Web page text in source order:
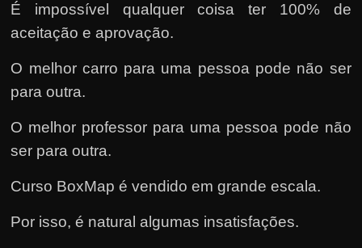
É impossível qualquer coisa ter 100% de
aceitação e aprovação.
O melhor carro para uma pessoa pode não ser
para outra.
O melhor professor para uma pessoa pode não
ser para outra.
Curso BoxMap é vendido em grande escala.
Por isso, é natural algumas insatisfações.